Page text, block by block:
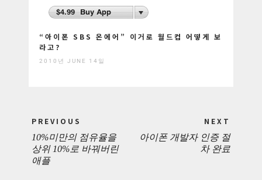
“아이폰 SBS 온에어” 이거로 월드컵 어떻게 보
라고?
2010년 JUNE 14일
navigation
PREVIOUS
PREVIOUS
POST:
10%미만의 점유율을
상위 10%로 바꿔버린
애플
NEXT
아이폰 개발자 인증 절
차 완료